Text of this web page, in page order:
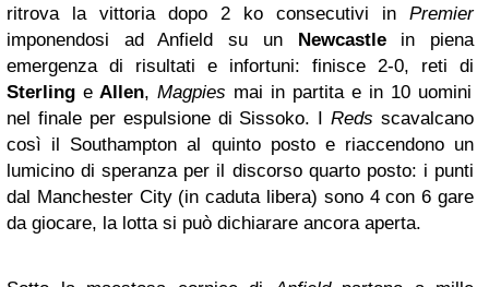
ritrova la vittoria dopo 2 ko consecutivi in Premier
imponendosi ad Anfield su un
Newcastlein piena
emergenza di risultati e infortuni: finisce 2-0, reti di
Sterling e Allen, Magpies mai in partita e in 10 uomini
nel finale per espulsione di Sissoko. IReds scavalcano
così il Southampton al quinto posto e riaccendono un
lumicino di speranza per il discorso quarto posto: i punti
dal Manchester City (in caduta libera) sono 4 con 6 gare
da giocare, la lotta si può dichiarare ancora aperta.